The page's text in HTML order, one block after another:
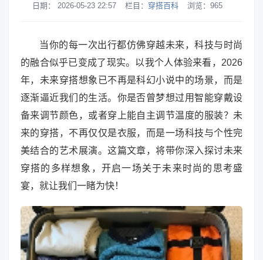
日期： 2026-05-23 22:57 栏目： 穿搭百科 浏览： 965
当你的每一次出行都仿佛穿越未来，科技与时尚
的融合似乎已变成了现实。以我个人体验来看，2026
年，未来穿搭想象已不再是科幻小说中的场景，而是
逐渐逼近我们的生活。你是否曾梦想过用智能穿戴设
备来调节颜色，或者穿上能自主调节温度的服装？未
来的穿搭，不再仅仅是衣服，而是一场科技与个性完
美结合的艺术展演。这篇文章，将带你深入探讨未来
穿搭的多样想象，开启一场关于未来时尚的思考盛
宴，就让我们一睹为快！